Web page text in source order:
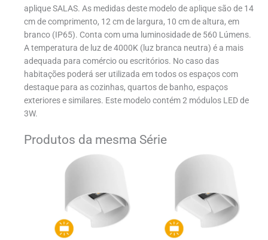
aplique SALAS. As medidas deste modelo de aplique são de 14
cm de comprimento, 12 cm de largura, 10 cm de altura, em
branco (IP65). Conta com uma luminosidade de 560 Lúmens.
A temperatura de luz de 4000K (luz branca neutra) é a mais
adequada para comércio ou escritórios. No caso das
habitações poderá ser utilizada em todos os espaços com
destaque para as cozinhas, quartos de banho, espaços
exteriores e similares. Este modelo contém 2 módulos LED de
3W.
Produtos da mesma Série